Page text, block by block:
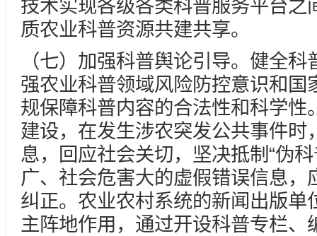
技术实现各级各类科普服务平台之
质农业科普资源共建共享。
（七）加强科普舆论引导。健全
强农业科普领域风险防控意识和国
规保障科普内容的合法性和科学性
建设，在发生涉农突发公共事件时
息，回应社会关切，坚决抵制“伪
广、社会危害大的虚假错误信息，
纠正。农业农村系统的新闻出版单
主阵地作用，通过开设科普专栏、